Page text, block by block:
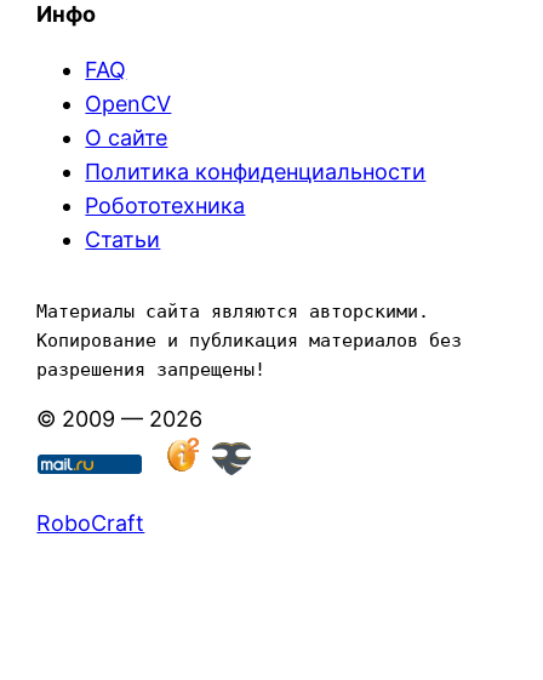
Инфо
FAQ
OpenCV
О сайте
Политика конфиденциальности
Робототехника
Статьи
Материалы сайта являются авторскими.
Копирование и публикация материалов без
разрешения запрещены!
© 2009 — 2026
RoboCraft